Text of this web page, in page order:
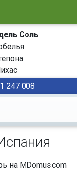
Соль
247 008
на MDomus.com